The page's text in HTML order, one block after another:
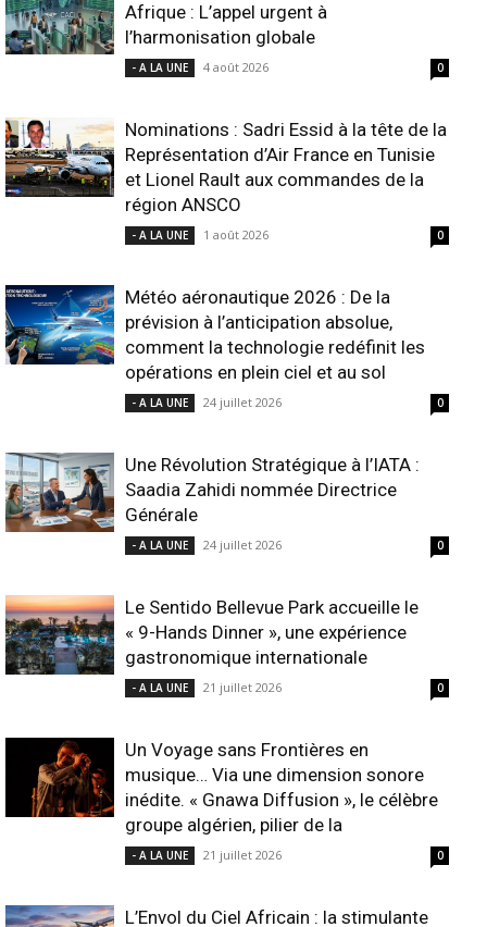
Afrique : L’appel urgent à
l’harmonisation globale
- A LA UNE 4 août 2026 0
Nominations : Sadri Essid à la tête de la
Représentation d’Air France en Tunisie
et Lionel Rault aux commandes de la
région ANSCO
- A LA UNE 1 août 2026 0
Météo aéronautique 2026 : De la
prévision à l’anticipation absolue,
comment la technologie redéfinit les
opérations en plein ciel et au sol
- A LA UNE 24 juillet 2026 0
Une Révolution Stratégique à l’IATA :
Saadia Zahidi nommée Directrice
Générale
- A LA UNE 24 juillet 2026 0
Le Sentido Bellevue Park accueille le
« 9-Hands Dinner », une expérience
gastronomique internationale
- A LA UNE 21 juillet 2026 0
Un Voyage sans Frontières en
musique… Via une dimension sonore
inédite. « Gnawa Diffusion », le célèbre
groupe algérien, pilier de la
- A LA UNE 21 juillet 2026 0
L’Envol du Ciel Africain : la stimulante